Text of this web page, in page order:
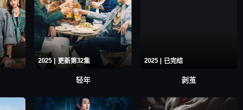
2025 | 更新第32集
轻年
2025 | 已完结
剥茧